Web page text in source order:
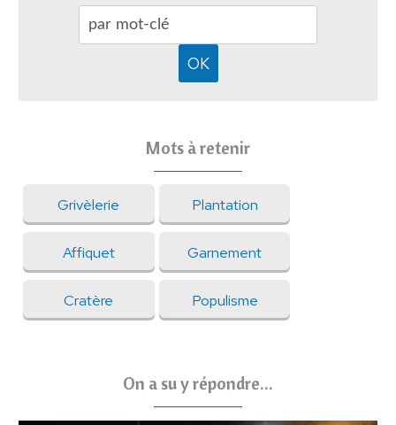
Mots à retenir
Grivèlerie Plantation
Affiquet Garnement
Cratère Populisme
On a su y répondre...